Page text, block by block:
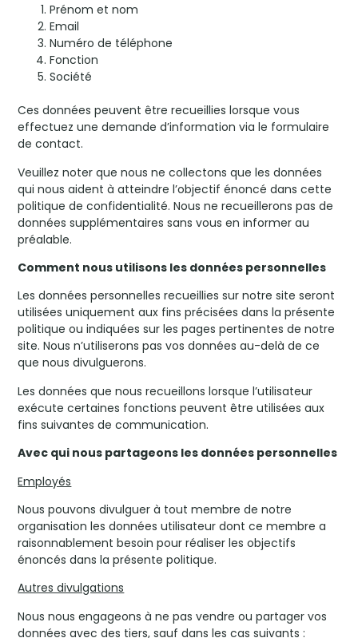
Prénom et nom
Email
Numéro de téléphone
Fonction
Société
Ces données peuvent être recueillies lorsque vous
effectuez une demande d’information via le formulaire
de contact.
Veuillez noter que nous ne collectons que les données
qui nous aident à atteindre l’objectif énoncé dans cette
politique de confidentialité. Nous ne recueillerons pas de
données supplémentaires sans vous en informer au
préalable.
Comment nous utilisons les données personnelles
Les données personnelles recueillies sur notre site seront
utilisées uniquement aux fins précisées dans la présente
politique ou indiquées sur les pages pertinentes de notre
site. Nous n’utiliserons pas vos données au-delà de ce
que nous divulguerons.
Les données que nous recueillons lorsque l’utilisateur
exécute certaines fonctions peuvent être utilisées aux
fins suivantes de communication.
Avec qui nous partageons les données personnelles
Employés
Nous pouvons divulguer à tout membre de notre
organisation les données utilisateur dont ce membre a
raisonnablement besoin pour réaliser les objectifs
énoncés dans la présente politique.
Autres divulgations
Nous nous engageons à ne pas vendre ou partager vos
données avec des tiers, sauf dans les cas suivants :